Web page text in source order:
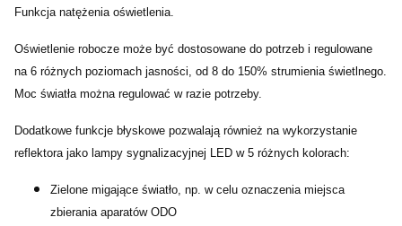
Funkcja natężenia oświetlenia.
Oświetlenie robocze może być dostosowane do potrzeb i regulowane
na 6 różnych poziomach jasności, od 8 do 150% strumienia świetlnego.
Moc światła można regulować w razie potrzeby.
Dodatkowe funkcje błyskowe pozwalają również na wykorzystanie
reflektora jako lampy sygnalizacyjnej LED w 5 różnych kolorach:
Zielone migające światło, np. w celu oznaczenia miejsca
zbierania aparatów ODO